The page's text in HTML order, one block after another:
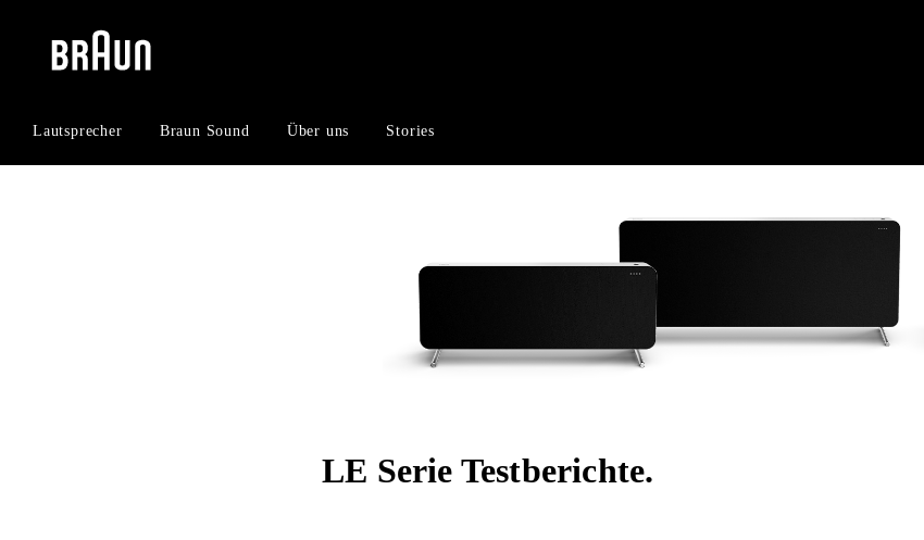
Navigationsmenü
Lautsprecher Braun Sound Über uns Stories
LE Serie Testberichte.